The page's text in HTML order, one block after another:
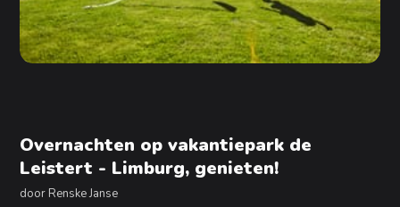
Overnachten op vakantiepark de
Leistert - Limburg, genieten!
door Renske Janse